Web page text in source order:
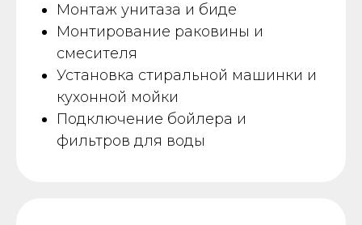
Монтаж унитаза и биде
Монтирование раковины и
смесителя
Установка стиральной машинки и
кухонной мойки
Подключение бойлера и
фильтров для воды